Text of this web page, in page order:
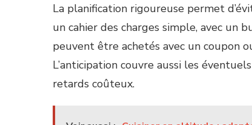
La planification rigoureuse permet
un cahier des charges simple, avec un
peuvent être achetés avec un coupon
L’anticipation couvre aussi les
retards coûteux.